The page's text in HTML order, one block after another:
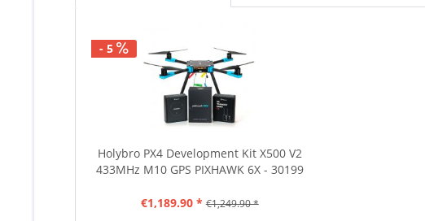
- 5
Holybro PX4 Development Kit X500 V2
433MHz M10 GPS PIXHAWK 6X - 30199
€1,189.90 * €1,249.90 *